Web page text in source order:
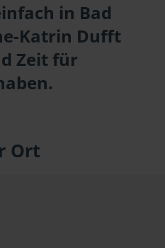
in Bad
Katrin Dufft
Zeit für
Ort